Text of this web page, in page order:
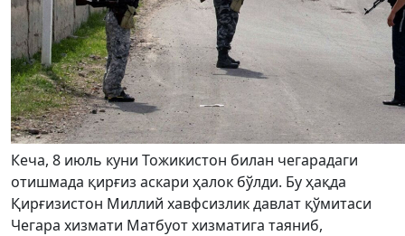
Кеча, 8 июль куни Тожикистон билан чегарадаги
отишмада қирғиз аскари ҳалок бўлди. Бу ҳақда
Қирғизистон Миллий хавфсизлик давлат қўмитаси
Чегара хизмати Матбуот хизматига таяниб,